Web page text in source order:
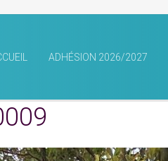
ADHÉSION 2026/2027